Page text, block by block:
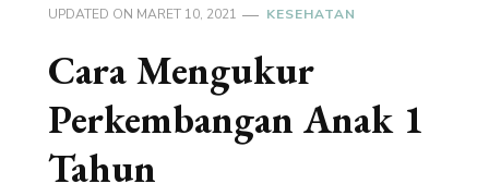
UPDATED ON MARET 10, 2021 KESEHATAN
Cara Mengukur
Perkembangan Anak 1
Tahun